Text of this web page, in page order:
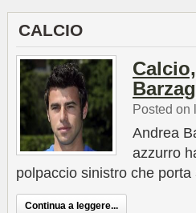
CALCIO
Posted on
Andrea
azzurro
polpaccio sinistro che
Continua a leggere...